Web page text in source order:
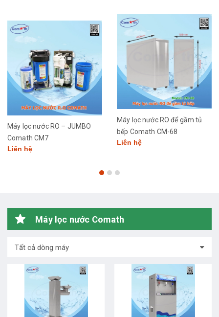
Máy lọc nước RO – JUMBO
Comath CM7
Liên hệ
Máy lọc nước RO để gầm tủ
bếp Comath CM-68
Liên hệ
Máy lọc nước Comath
Tất cả dòng máy